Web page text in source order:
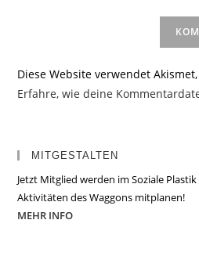
Diese Website verwendet
Erfahre, wie deine
MITGESTALTEN
Jetzt Mitglied werden im Soziale
Aktivitäten des Waggons mitplanen!
MEHR INFO